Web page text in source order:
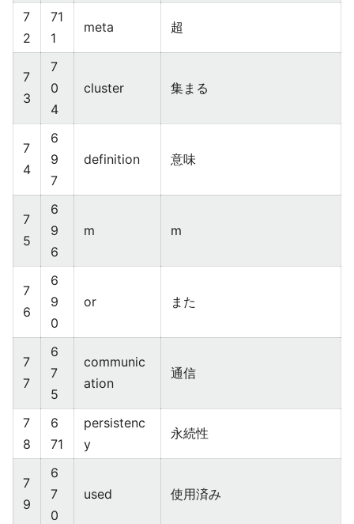
7
2
71
1
meta 超
7
3
7
0
4
cluster 集まる
7
4
6
9
7
definition 意味
7
5
6
9
6
m m
7
6
6
9
0
or また
7
7
6
7
5
communic
ation
通信
7
8
6
71
persistenc
y
永続性
7
9
6
7
0
used 使用済み